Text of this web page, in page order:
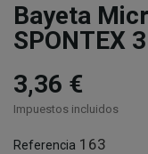
Bayeta
SPONTEX
3,36 €
Impuestos incluidos
Referencia 163